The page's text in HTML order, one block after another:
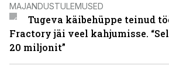
MAJANDUSTULEMUSED
Tugeva käibehüppe teinud
Fractory jäi veel kahjumisse.
20 miljonit”